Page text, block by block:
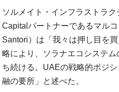
ソルメイト・インフラストラ
Capitalパートナーであるマル
Santori）は「我々は押し目を
略により、ソラナエコシステ
ち続ける。UAEの戦略的ポジ
融の要所」と述べた。